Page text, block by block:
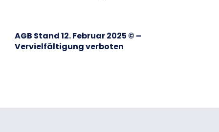
AGB Stand 12. Februar 2025 © –
Vervielfältigung verboten